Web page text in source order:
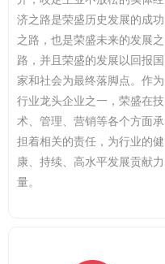
济之路是荣盛历史发展的成功
之路，也是荣盛未来的发展之
路，并且荣盛的发展以回报国
家和社会为最终落脚点。作为
行业龙头企业之一，荣盛在技
术、管理、营销等各个方面承
担着相关的责任，为行业的健
康、持续、高水平发展贡献力
量。